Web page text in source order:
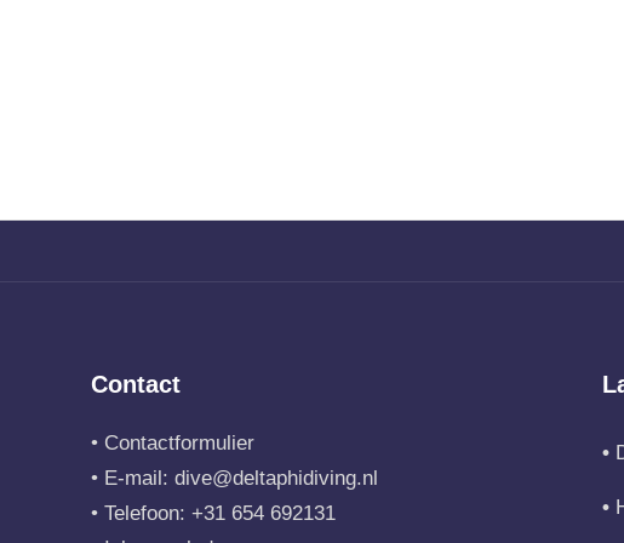
Contact
• Contactformulier
• E-mail: dive@deltaphidiving.nl
• Telefoon: +31 654 692131